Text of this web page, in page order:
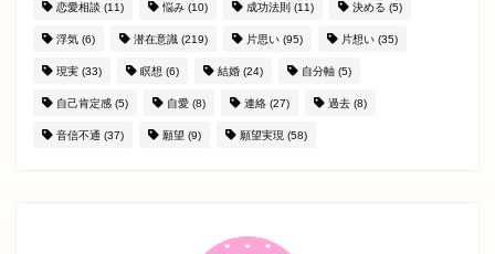
恋愛相談 (11) 悩み (10) 成功法則 (11) 決める (5)
浮気 (6) 潜在意識 (219) 片思い (95) 片想い (35)
現実 (33) 瞑想 (6) 結婚 (24) 自分軸 (5)
自己肯定感 (5) 自愛 (8) 連絡 (27) 過去 (8)
音信不通 (37) 願望 (9) 願望実現 (58)